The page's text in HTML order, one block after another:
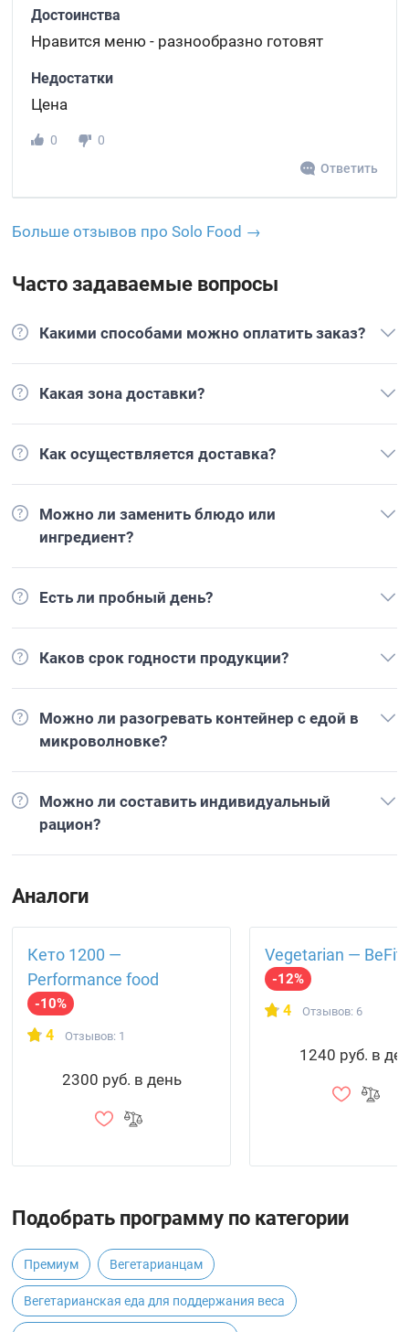
Достоинства
Нравится меню - разнообразно готовят
Недостатки
Цена
0
0
Ответить
Больше отзывов про Solo Food →
Часто задаваемые вопросы
Какими способами можно оплатить заказ?
Какая зона доставки?
Как осуществляется доставка?
Можно ли заменить блюдо или
ингредиент?
Есть ли пробный день?
Каков срок годности продукции?
Можно ли разогревать контейнер с едой в
микроволновке?
Можно ли составить индивидуальный
рацион?
Аналоги
Кето 1200 —
Performance food
-10%
4 Отзывов: 1
2300 руб. в день
Vegetarian — BeFit
-12%
4 Отзывов: 6
1240 руб. в
Подобрать программу по категории
Премиум Вегетарианцам
Вегетарианская еда для поддержания веса